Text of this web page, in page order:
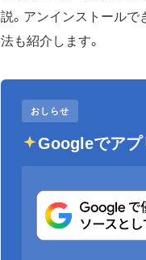
説。アンインストール
法も紹介します。
おしらせ
Googleでアプ